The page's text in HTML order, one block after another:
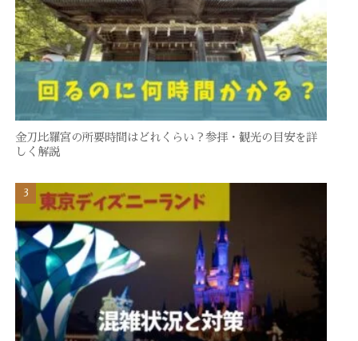
金刀比羅宮の所要時間はどれくらい？参拝・観光の目安を詳
しく解説